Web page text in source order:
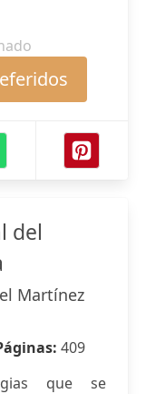
del
Martínez
409
que se